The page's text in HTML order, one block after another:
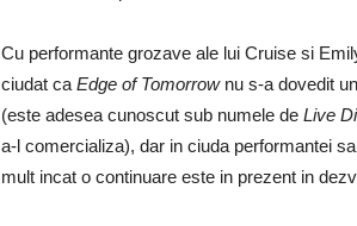
Cu performante grozave ale lui Cruise si
ciudat ca Edge of Tomorrownu s-a dovedit
(este adesea cunoscut sub numele de Live
a-l comercializa), dar in ciuda performantei
mult incat o continuare este in prezent in